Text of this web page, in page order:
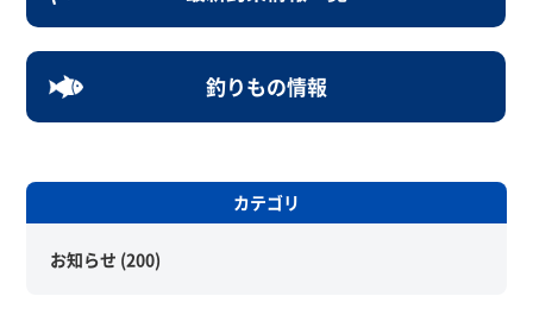
釣りもの情報
カテゴリ
お知らせ (200)